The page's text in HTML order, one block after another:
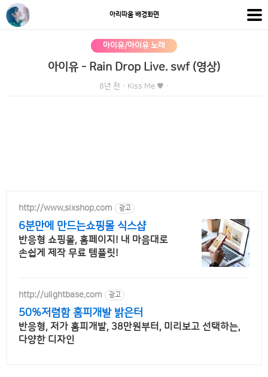
아리따움 배경화면
아이유/아이유 노래
아이유 - Rain Drop Live. swf (영상)
8년 전 · Kiss Me ♥ ·
http://www.sixshop.com 광고
6분만에 만드는쇼핑몰 식스샵
반응형 쇼핑몰, 홈페이지! 내 마음대로
손쉽게 제작 무료 템플릿!
http://ulightbase.com 광고
50%저렴함 홈피개발 밝은터
반응형, 저가 홈피개발, 38만원부터, 미리보고 선택하는,
다양한 디자인